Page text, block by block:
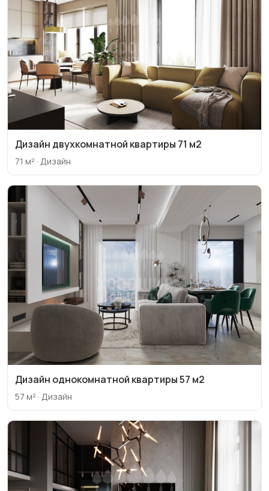
Дизайн двухкомнатной квартиры 71 м2
71 м² · Дизайн
Дизайн однокомнатной квартиры 57 м2
57 м² · Дизайн